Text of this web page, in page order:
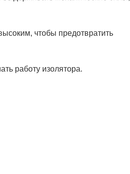
чтобы предотвратить
работу изолятора.